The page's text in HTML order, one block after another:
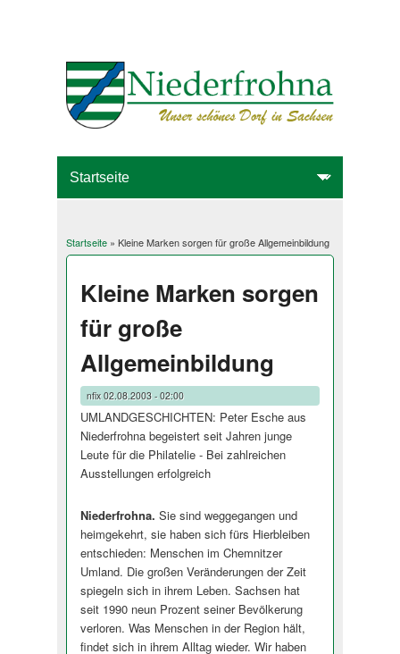
Sie sind hier
Startseite» Kleine Marken sorgen für große Allgemeinbildung
Kleine Marken sorgen
für große
Allgemeinbildung
nfix02.08.2003 - 02:00
UMLANDGESCHICHTEN: Peter Esche aus
Niederfrohna begeistert seit Jahren junge
Leute für die Philatelie - Bei zahlreichen
Ausstellungen erfolgreich
Niederfrohna. Sie sind weggegangen und
heimgekehrt, sie haben sich fürs Hierbleiben
entschieden: Menschen im Chemnitzer
Umland. Die großen Veränderungen der Zeit
spiegeln sich in ihrem Leben. Sachsen hat
seit 1990 neun Prozent seiner Bevölkerung
verloren. Was Menschen in der Region hält,
findet sich in ihrem Alltag wieder. Wir haben